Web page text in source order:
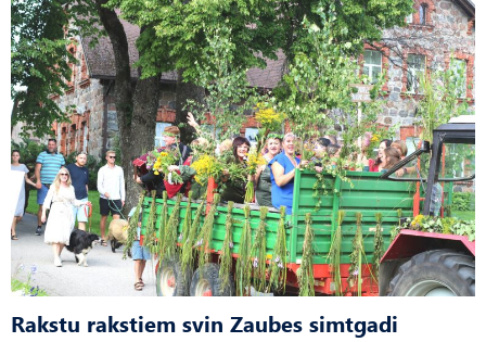
Rakstu rakstiem svin Zaubes simtgadi